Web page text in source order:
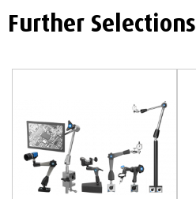
Further Selections